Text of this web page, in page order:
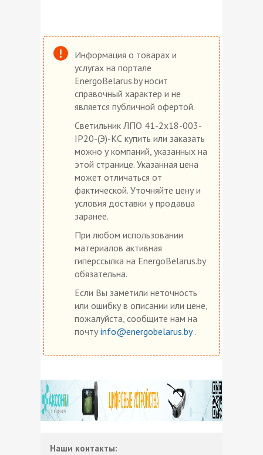
Информация о товарах и
услугах на портале
EnergoBelarus.by носит
справочный характер и не
является публичной офертой.
Светильник ЛПО 41-2х18-003-
IP20-(Э)-КС купить или заказать
можно у компаний, указанных на
этой странице. Указанная цена
может отличаться от
фактической. Уточняйте цену и
условия доставки у продавца
заранее.
При любом использовании
материалов активная
гиперссылка на EnergoBelarus.by
обязательна.
Если Вы заметили неточность
или ошибку в описании или цене,
пожалуйста, сообщите нам на
почту info@energobelarus.by.
Наши контакты: